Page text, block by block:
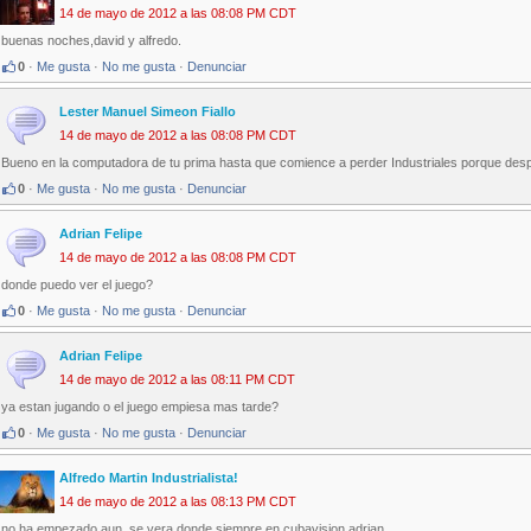
14 de mayo de 2012 a las 08:08 PM CDT
buenas noches,david y alfredo.
0 · Me gusta · No me gusta · Denunciar
Lester Manuel Simeon Fiallo
14 de mayo de 2012 a las 08:08 PM CDT
Bueno en la computadora de tu prima hasta que comience a perder Industriales porque
0 · Me gusta · No me gusta · Denunciar
Adrian Felipe
14 de mayo de 2012 a las 08:08 PM CDT
donde puedo ver el juego?
0 · Me gusta · No me gusta · Denunciar
Adrian Felipe
14 de mayo de 2012 a las 08:11 PM CDT
ya estan jugando o el juego empiesa mas tarde?
0 · Me gusta · No me gusta · Denunciar
Alfredo Martin Industrialista!
14 de mayo de 2012 a las 08:13 PM CDT